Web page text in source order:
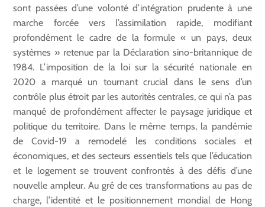
sont passées d’une volonté d’intégration prudente à une
marche forcée vers l’assimilation rapide, modifiant
profondément le cadre de la formule « un pays, deux
systèmes » retenue par la Déclaration sino-britannique de
1984. L’imposition de la loi sur la sécurité nationale en
2020 a marqué un tournant crucial dans le sens d’un
contrôle plus étroit par les autorités centrales, ce qui n’a pas
manqué de profondément affecter le paysage juridique et
politique du territoire. Dans le même temps, la pandémie
de Covid-19 a remodelé les conditions sociales et
économiques, et des secteurs essentiels tels que l’éducation
et le logement se trouvent confrontés à des défis d’une
nouvelle ampleur. Au gré de ces transformations au pas de
charge, l’identité et le positionnement mondial de Hong